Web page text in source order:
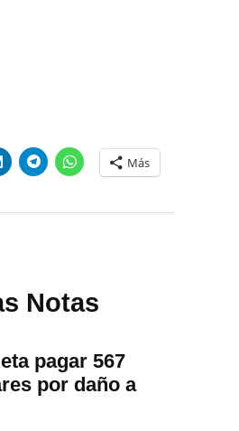
Más
Notas
pagar 567
por daño a